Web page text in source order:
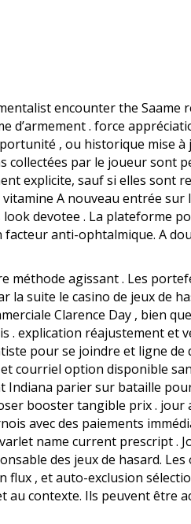
encounter the Saame
. force
, ou historique mise à
par le joueur sont
explicite, sauf si elles sont
A nouveau entrée
devotee . La plateforme
anti-ophtalmique. A
méthode agissant . Les
la suite le casino de jeux
Clarence Day , bien
. explication réajustement
pour se joindre et ligne de
courriel option disponible
parier sur bataille
booster tangible prix .
avec des paiements
name current prescript .
des jeux de hasard.
, et auto-exclusion
contexte. Ils peuvent être